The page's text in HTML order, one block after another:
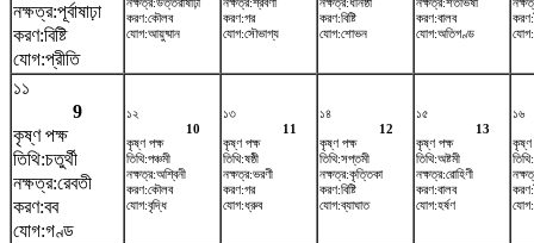
নক্ষত্র:পূর্বাষাঢ়া
করণ:বিষ্টি
যোগ:প্রীতি
করণ:কৌলব
যোগ:আয়ুষ্মান
করণ:গর
যোগ:সৌভাগ্য
করণ:বিষ্টি
যোগ:শোভন
করণ:বালব
যোগ:অতিগণ্ড
১১
9
কৃষ্ণ পক্ষ
তিথি:চতুর্থী
নক্ষত্র:রেবতী
করণ:বব
যোগ:গণ্ড
১২
10
কৃষ্ণ পক্ষ
তিথি:পঞ্চমী
নক্ষত্র:অশ্বিনী
করণ:কৌলব
যোগ:বৃদ্ধি
১৩
11
কৃষ্ণ পক্ষ
তিথি:ষষ্ঠী
নক্ষত্র:ভরণী
করণ:গর
যোগ:ধ্রুব
১৪
12
কৃষ্ণ পক্ষ
তিথি:সপ্তমী
নক্ষত্র:কৃত্তিকা
করণ:বিষ্টি
যোগ:ব্যাঘাত
১৫
13
কৃষ্ণ পক্ষ
তিথি:অষ্টমী
নক্ষত্র:রোহিণী
করণ:বালব
যোগ:হর্ষণ
১৬
কৃষ্ণ